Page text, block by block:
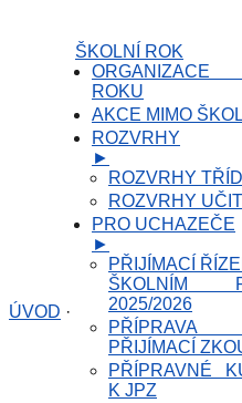
ÚVOD ·
ŠKOLNÍ ROK
ROKU
AKCE MIMO
ROZVRHY
►
ROZVRHY TŘÍD
ROZVRHY
PRO UCHAZEČE
►
PŘIJÍMACÍ
ŠKOLNÍM
2025/2026
PŘIJÍMACÍ
PŘÍPRAVNÉ
K JPZ